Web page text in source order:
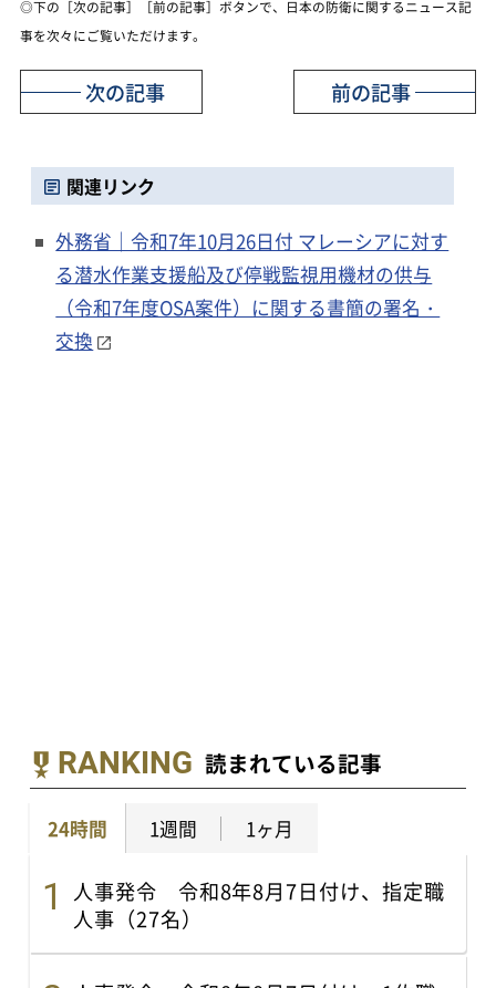
◎下の［次の記事］［前の記事］ボタンで、日本の防衛に関するニュース記
事を次々にご覧いただけます。
前の記事
次の記事
関連リンク
外務省｜令和7年10月26日付 マレーシアに対す
る潜水作業支援船及び停戦監視用機材の供与
（令和7年度OSA案件）に関する書簡の署名・
交換
RANKING 読まれている記事
24時間 1週間 1ヶ月
人事発令 令和8年8月7日付け、指定職
人事（27名）